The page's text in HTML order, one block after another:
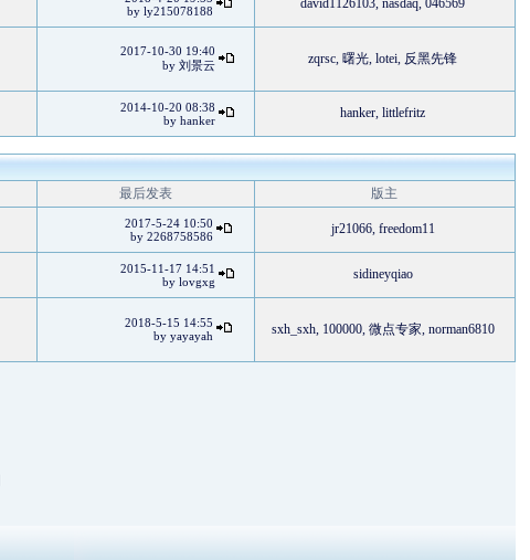
by ly215078188 david1126103, nasdaq, 046569
2017-10-30 19:40
by 刘景云 zqrsc, 曙光, lotei, 反黑先锋
2014-10-20 08:38
by hanker hanker, littlefritz
最后发表
版主
2017-5-24 10:50
by 2268758586 jr21066, freedom11
2015-11-17 14:51
by lovgxg sidineyqiao
2018-5-15 14:55
by yayayah sxh_sxh, 100000, 微点专家, norman6810